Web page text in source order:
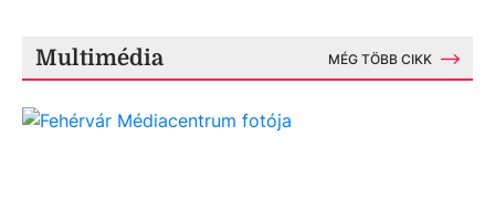
Multimédia MÉG TÖBB CIKK